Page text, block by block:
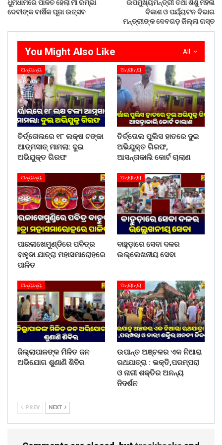
ଧୁମଧାମରେ ପାଳିତ ହେଲା ମାଁ ରମ୍ଭା
ଦେବୀଙ୍କ ବାର୍ଷିକ ପୂଜା ଉତ୍ସବ
ଉପମୁଖ୍ୟମନ୍ତ୍ରୀ ତଥା ଶିଶୁ ମହିଳା
ବିକାଶ ଓ ପର୍ଯ୍ୟଟନ ବିଭାଗ
ମନ୍ତ୍ରୀଙ୍କ ଦେବଗଡ଼ ଜିଲ୍ଲା ଗସ୍ତ
All
You Might Also Like
ଅନ୍ୟାନ୍ୟ
ତିର୍ତ୍ତୋଲରେ ୧୮ ଲକ୍ଷ ଟଙ୍କା
ଆତ୍ମସାତ୍ ମାମଲା: ଦୁଇ
ଅଭିଯୁକ୍ତ ଗିରଫ
ଅନ୍ୟାନ୍ୟ
ତିର୍ତ୍ତୋଲ ପୁଲିସ ହାତରେ ଦୁଇ
ଅଭିଯୁକ୍ତ ଗିରଫ,
ଆସନ୍ତାକାଲି କୋର୍ଟ ଚାଲାଣ
ଅନ୍ୟାନ୍ୟ
ପାରଳାଖେମୁଣ୍ଡିରେ ପବିତ୍ର
ବାହୁଡା ଯାତ୍ରା ମହାସମାରୋହରେ
ପାଳିତ
ଅନ୍ୟାନ୍ୟ
ବାହୁଡ଼ାରେ ସେବା ଦଳର
ଉଲ୍ଲେଖନୀୟ ସେବା
ଅନ୍ୟାନ୍ୟ
ଜିଲ୍ଲାପାଳଙ୍କ ମିଳିତ ଜନ
ଅଭିଯୋଗ ଶୁଣାଣି ଶିବିର
ଅନ୍ୟାନ୍ୟ
ଉପାନ୍ତ ଅଞ୍ଚଳର ଏକ ନିଆରା
ରଥଯାତ୍ରା : ଭକ୍ତି,ପରମ୍ପରା
ଓ ନାରୀ ଶକ୍ତିର ଅନନ୍ୟ
ନିଦର୍ଶନ
PREV NEXT